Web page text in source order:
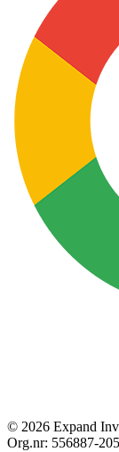
© 2026 Expand
Org.nr: 556887-